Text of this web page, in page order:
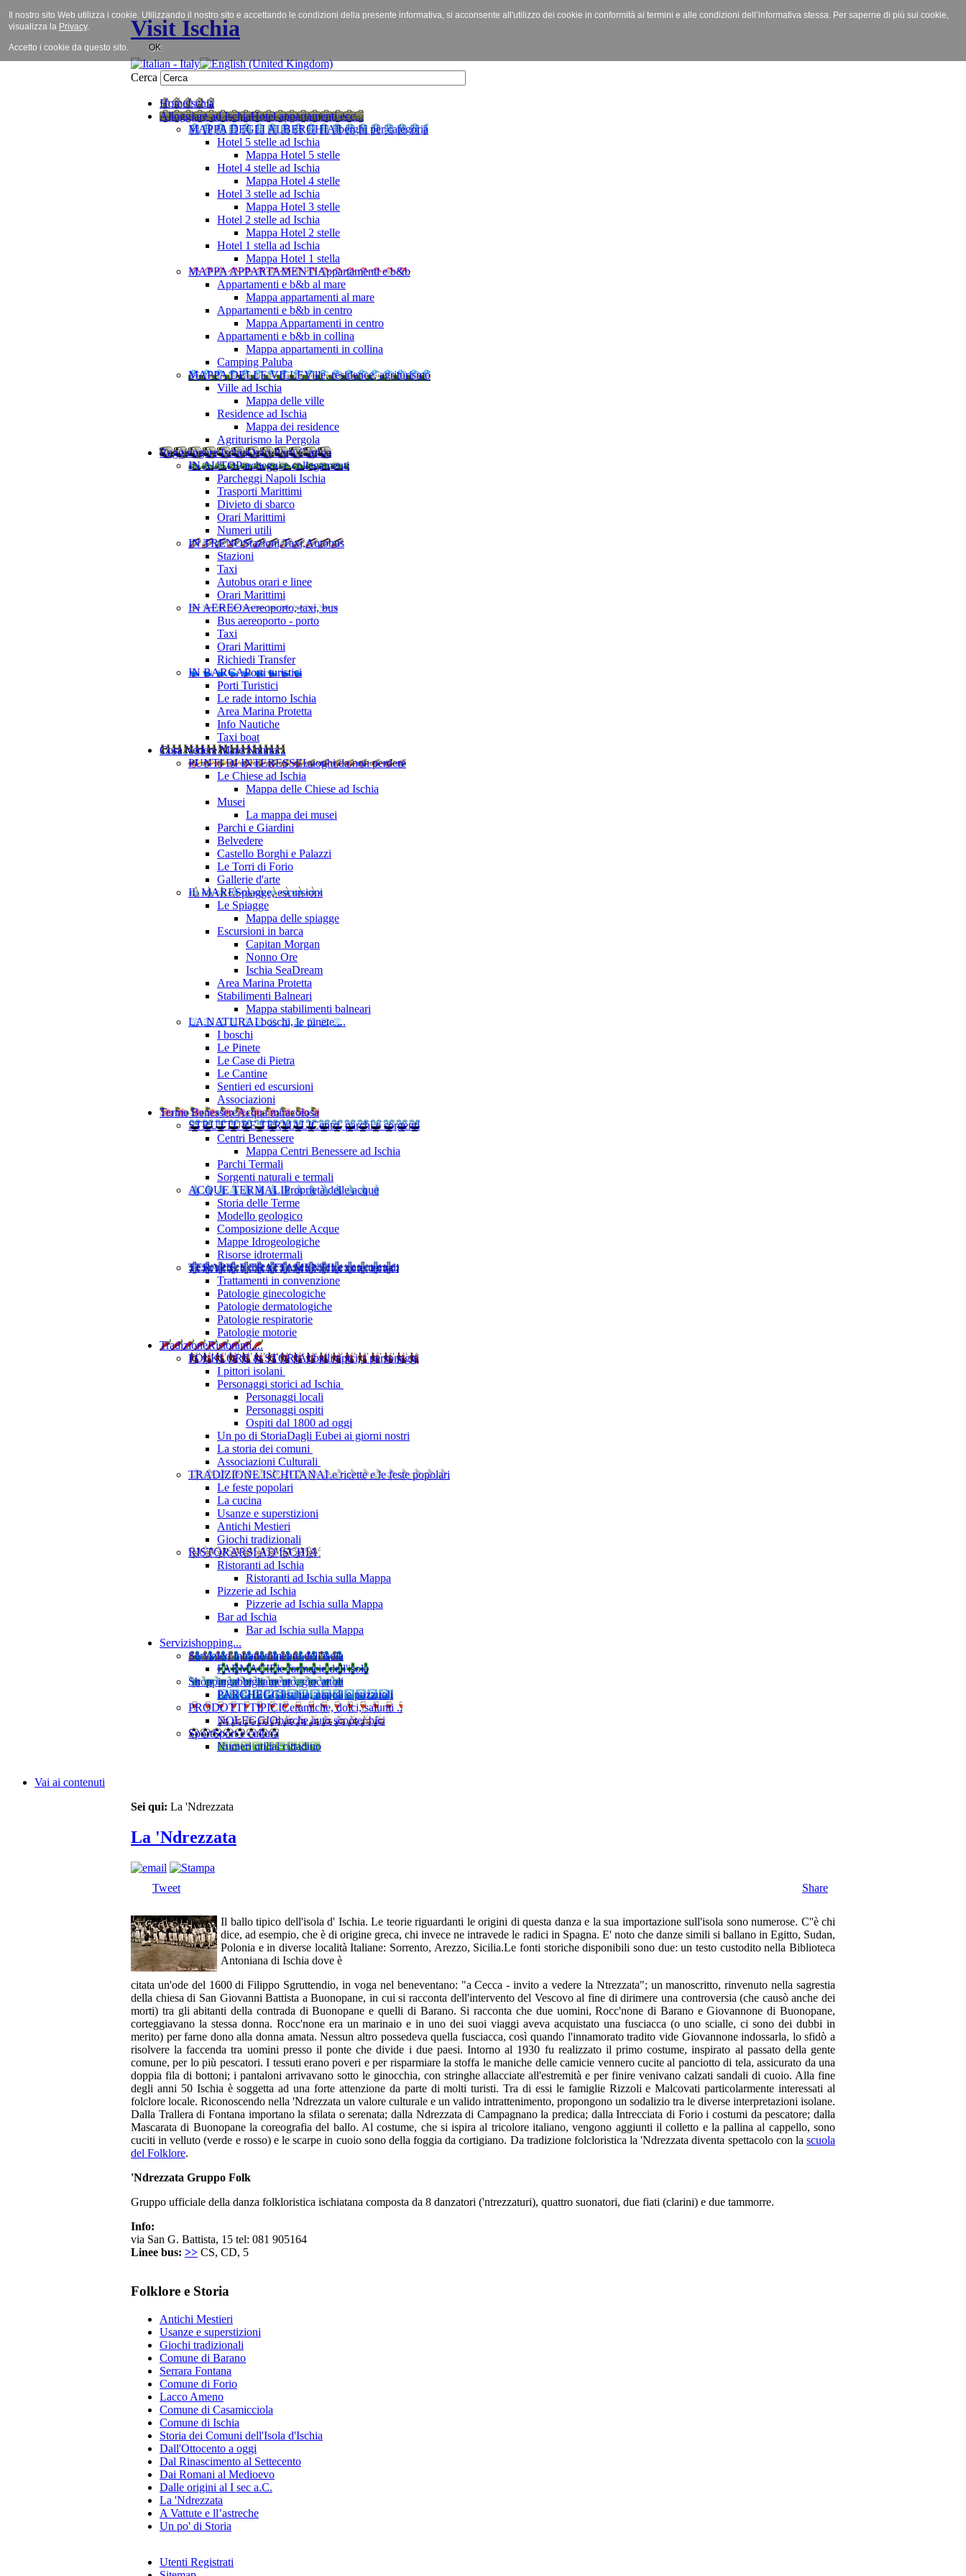
Visit Ischia
Cerca
HomeIschia
Alloggiare ad IschiaHotel appartamenti ecc...
MAPPA DEGLI ALBERGHIAlberghi per categoria
Hotel 5 stelle ad Ischia
Mappa Hotel 5 stelle
Hotel 4 stelle ad Ischia
Mappa Hotel 4 stelle
Hotel 3 stelle ad Ischia
Mappa Hotel 3 stelle
Hotel 2 stelle ad Ischia
Mappa Hotel 2 stelle
Hotel 1 stella ad Ischia
Mappa Hotel 1 stella
MAPPA APPARTAMENTIAppartamenti e b&b
Appartamenti e b&b al mare
Mappa appartamenti al mare
Appartamenti e b&b in centro
Mappa Appartamenti in centro
Appartamenti e b&b in collina
Mappa appartamenti in collina
Camping Paluba
MAPPA DELLE VILLEVille, residence, agriturismo
Ville ad Ischia
Mappa delle ville
Residence ad Ischia
Mappa dei residence
Agriturismo la Pergola
Raggiungere IschiaOrari Porti Cartina
IN AUTOParcheggi e collegamenti
Parcheggi Napoli Ischia
Trasporti Marittimi
Divieto di sbarco
Orari Marittimi
Numeri utili
IN TRENOStazioni,Taxi,Autobus
Stazioni
Taxi
Autobus orari e linee
Orari Marittimi
IN AEREOAereoporto, taxi, bus
Bus aereoporto - porto
Taxi
Orari Marittimi
Richiedi Transfer
IN BARCAPorti turistici
Porti Turistici
Le rade intorno Ischia
Area Marina Protetta
Info Nautiche
Taxi boat
Cosa VedereMare Natura ..
PUNTI DI INTERESSELuoghi da non perdere
Le Chiese ad Ischia
Mappa delle Chiese ad Ischia
Musei
La mappa dei musei
Parchi e Giardini
Belvedere
Castello Borghi e Palazzi
Le Torri di Forio
Gallerie d'arte
IL MARESpiagge, escursioni
Le Spiagge
Mappa delle spiagge
Escursioni in barca
Capitan Morgan
Nonno Ore
Ischia SeaDream
Area Marina Protetta
Stabilimenti Balneari
Mappa stabilimenti balneari
LA NATURAI boschi, le pinete ...
I boschi
Le Pinete
Le Case di Pietra
Le Cantine
Sentieri ed escursioni
Associazioni
Terme BenessereAcqua miracolosa
STRUTTURE TERMALICentri, parchi e sorgenti
Centri Benessere
Mappa Centri Benessere ad Ischia
Parchi Termali
Sorgenti naturali e termali
ACQUE TERMALIProprietà delle acque
Storia delle Terme
Modello geologico
Composizione delle Acque
Mappe Idrogeologiche
Risorse idrotermali
TERAPIE E TRATTAMENTILe cure termali
Trattamenti in convenzione
Patologie ginecologiche
Patologie dermatologiche
Patologie respiratorie
Patologie motorie
TradizioneRistoranti....
FOLKLORE & STORIAI balli tipici, i personaggi
I pittori isolani
Personaggi storici ad Ischia
Personaggi locali
Personaggi ospiti
Ospiti dal 1800 ad oggi
Un po di StoriaDagli Eubei ai giorni nostri
La storia dei comuni
Associazioni Culturali
TRADIZIONE ISCHITANALe ricette e le feste popolari
Le feste popolari
La cucina
Usanze e superstizioni
Antichi Mestieri
Giochi tradizionali
RISTORARSI AD ISCHIA
Ristoranti ad Ischia
Ristoranti ad Ischia sulla Mappa
Pizzerie ad Ischia
Pizzerie ad Ischia sulla Mappa
Bar ad Ischia
Bar ad Ischia sulla Mappa
Servizishopping...
Servizied intrattenimento dell'isola
FARMACIEle farmacie dell'isola
Shoppingabbigliamento, giocattoli
PARCHEGGIischia, napoli e pozzuoli
PRODOTTI TIPICICeramiche, dolci, salumi ..
NOLEGGIObarche auto scooter bici
SportSport e cultura
Numeri utilial cittadino
Vai ai contenuti
Sei qui: La 'Ndrezzata
La 'Ndrezzata
Tweet Share
Il ballo tipico dell'isola d' Ischia. Le teorie riguardanti le origini di questa danza e la sua importazione sull'isola sono numerose. C''è chi
dice, ad esempio, che è di origine greca, chi invece ne intravede le radici in Spagna. E' noto che danze simili si ballano in Egitto, Sudan,
Polonia e in diverse località Italiane: Sorrento, Arezzo, Sicilia.Le fonti storiche disponibili sono due: un testo custodito nella Biblioteca
Antoniana di Ischia dove è
citata un'ode del 1600 di Filippo Sgruttendio, in voga nel beneventano: "a Cecca - invito a vedere la Ntrezzata"; un manoscritto, rinvenuto nella sagrestia
della chiesa di San Giovanni Battista a Buonopane, in cui si racconta dell'intervento del Vescovo al fine di dirimere una controversia (che causò anche dei
morti) tra gli abitanti della contrada di Buonopane e quelli di Barano. Si racconta che due uomini, Rocc'none di Barano e Giovannone di Buonopane,
corteggiavano la stessa donna. Rocc'none era un marinaio e in uno dei suoi viaggi aveva acquistato una fusciacca (o uno scialle, ci sono dei dubbi in
merito) per farne dono alla donna amata. Nessun altro possedeva quella fusciacca, così quando l'innamorato tradito vide Giovannone indossarla, lo sfidò a
risolvere la faccenda tra uomini presso il ponte che divide i due paesi. Intorno al 1930 fu realizzato il primo costume, inspirato al passato della gente
comune, per lo più pescatori. I tessuti erano poveri e per risparmiare la stoffa le maniche delle camicie vennero cucite al panciotto di tela, assicurato da una
doppia fila di bottoni; i pantaloni arrivavano sotto le ginocchia, con stringhe allacciate all'estremità e per finire venivano calzati sandali di cuoio. Alla fine
degli anni 50 Ischia è soggetta ad una forte attenzione da parte di molti turisti. Tra di essi le famiglie Rizzoli e Malcovati particolarmente interessati al
folclore locale. Riconoscendo nella 'Ndrezzata un valore culturale e un valido intrattenimento, propongono un sodalizio tra le diverse interpretazioni isolane.
Dalla Trallera di Fontana importano la sfilata o serenata; dalla Ndrezzata di Campagnano la predica; dalla Intrecciata di Forio i costumi da pescatore; dalla
Mascarata di Buonopane la coreografia del ballo. Al costume, che si ispira al tricolore italiano, vengono aggiunti il colletto e la pallina al cappello, sono
cuciti in velluto (verde e rosso) e le scarpe in cuoio sono della foggia da cortigiano. Da tradizione folcloristica la 'Ndrezzata diventa spettacolo con la scuola
del Folklore.
'Ndrezzata Gruppo Folk
Gruppo ufficiale della danza folkloristica ischiatana composta da 8 danzatori ('ntrezzaturi), quattro suonatori, due fiati (clarini) e due tammorre.
Info:
via San G. Battista, 15 tel: 081 905164
Linee bus: >> CS, CD, 5
Folklore e Storia
Antichi Mestieri
Usanze e superstizioni
Giochi tradizionali
Comune di Barano
Serrara Fontana
Comune di Forio
Lacco Ameno
Comune di Casamicciola
Comune di Ischia
Storia dei Comuni dell'Isola d'Ischia
Dall'Ottocento a oggi
Dal Rinascimento al Settecento
Dai Romani al Medioevo
Dalle origini al I sec a.C.
La 'Ndrezzata
A Vattute e ll’astreche
Un po' di Storia
Utenti Registrati
Il nostro sito Web utilizza i cookie. Utilizzando il nostro sito e accettando le condizioni della presente informativa, si acconsente all'utilizzo dei cookie in conformità ai termini e alle condizioni dell’informativa stessa. Per saperne di più sui cookie,
visualizza la Privacy.
Accetto i cookie da questo sito. OK